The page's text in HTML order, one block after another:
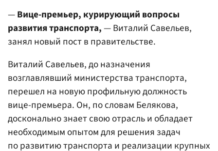
—Вице-премьер, курирующий вопросы
развития транспорта,— Виталий Савельев,
занял новый пост в правительстве.
Виталий Савельев, до назначения
возглавлявший министерства транспорта,
перешел на новую профильную должность
вице-премьера. Он, по словам Белякова,
досконально знает свою отрасль и обладает
необходимым опытом для решения задач
по развитию транспорта и реализации крупных